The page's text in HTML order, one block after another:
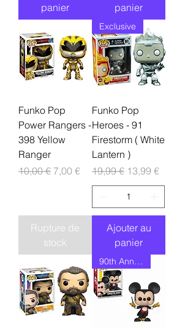
panier
panier
Funko Pop
Power Rangers -
398 Yellow
Ranger
Prix original
10,00 € Prix promotionnel
7,00 €
Rupture de
stock
Exclusive
Funko Pop
Heroes - 91
Firestorm ( White
Lantern )
Prix original
19,99 € Prix promotionnel
13,99 €
Ajouter au
panier
90th Anniversary Restock